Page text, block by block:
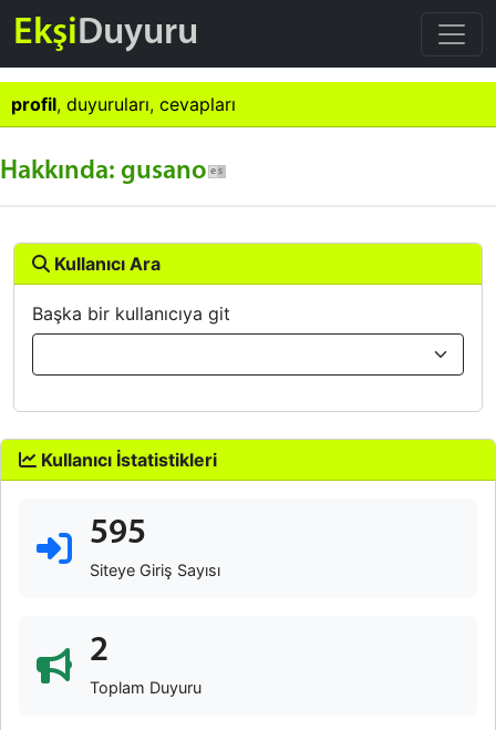
EkşiDuyuru
profil, duyuruları, cevapları
Hakkında: gusano
Kullanıcı Ara
Başka bir kullanıcıya git
Kullanıcı İstatistikleri
595
Siteye Giriş Sayısı
2
Toplam Duyuru